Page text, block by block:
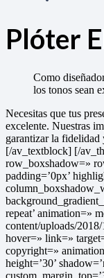
Plóter
Como
los tonos sean
Necesitas que tus
excelente. Nuestras
garantizar la fidelidad
[/av_textblock] [/
row_boxshadow=»
padding=’0px’
repeat’ animation=»
content/uploads/
hover=» link=»
copyright=»
height=’30’